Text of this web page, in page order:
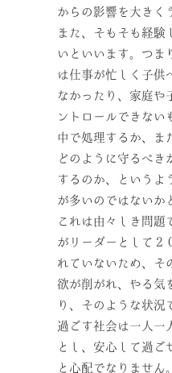
からの影響を大きく
また、そもそも経験
いといいます。つま
は仕事が忙しく子供
なかったり、家庭や
ントロールできない
中で処理するか、ま
どのように守るべき
するのか、というよ
が多いのではないか
これは由々しき問題
がリーダーとして２
れていないため、そ
欲が削がれ、やる気
り、そのような状況
過ごす社会は一人一
とし、安心して過ご
と心配でなりません。